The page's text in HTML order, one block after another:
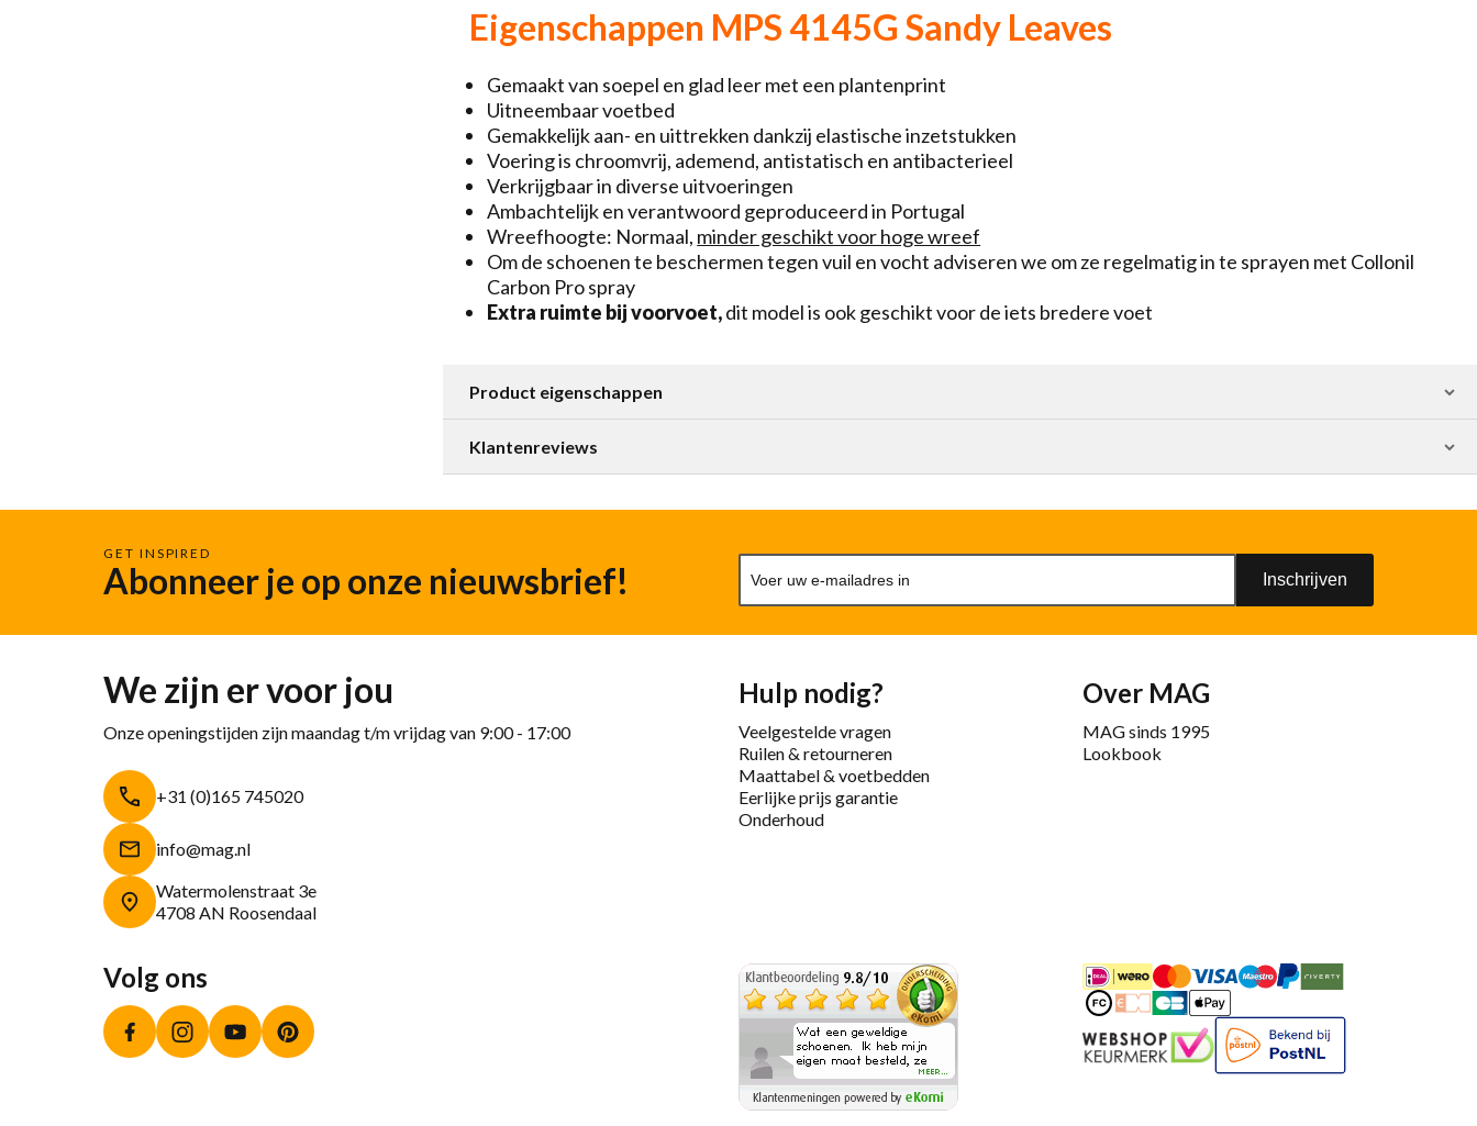
Eigenschappen MPS 4145G Sandy Leaves
Gemaakt van soepel en glad leer met een plantenprint
Uitneembaar voetbed
Gemakkelijk aan- en uittrekken dankzij elastische inzetstukken
Voering is chroomvrij, ademend, antistatisch en antibacterieel
Verkrijgbaar in diverse uitvoeringen
Ambachtelijk en verantwoord geproduceerd in Portugal
Wreefhoogte: Normaal, minder geschikt voor hoge wreef
Om de schoenen te beschermen tegen vuil en vocht adviseren we om ze regelmatig in te sprayen met Collonil
Carbon Pro spray
Extra ruimte bij voorvoet,dit model is ook geschikt voor de iets bredere voet
Product eigenschappen
Klantenreviews
GET INSPIRED
Abonneer je op onze nieuwsbrief! Inschrijven
We zijn er voor jou
Onze openingstijden zijn maandag t/m vrijdag van 9:00 - 17:00
+31 (0)165 745020
info@mag.nl
Watermolenstraat 3e
4708 AN Roosendaal
Volg ons
FacebookInstagramYouTube
Hulp nodig?
Veelgestelde vragen
Ruilen & retourneren
Maattabel & voetbedden
Eerlijke prijs garantie
Onderhoud
Over MAG
MAG sinds 1995
Lookbook
iDEALMastercardBancontact
Maestro
PayPal
FashionCheque
Overboeking
Carte Bancaire
Apple Pay
Keurmerk
Bekend bij